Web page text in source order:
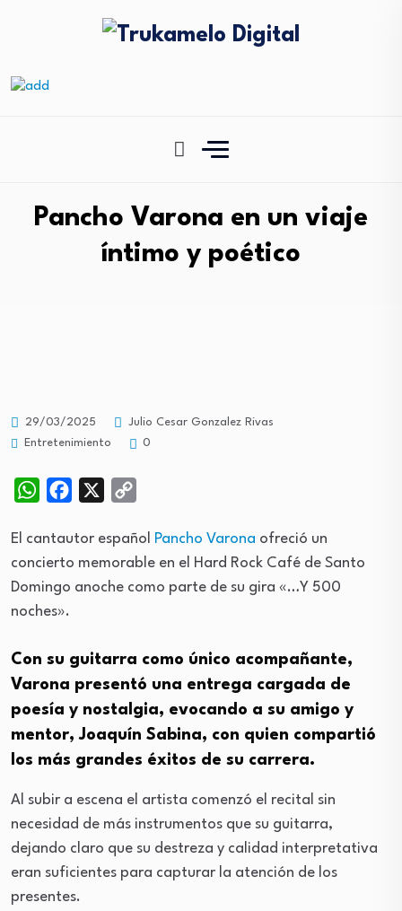
Pancho Varona en un viaje
íntimo y poético
29/03/2025
Julio Cesar Gonzalez Rivas
Entretenimiento
0
WhatsAppFacebook
El cantautor español Pancho Varona ofreció un
concierto memorable en el Hard Rock Café de Santo
Domingo anoche como parte de su gira «…Y 500
noches».
Con su guitarra como único acompañante,
Varona presentó una entrega cargada de
poesía y nostalgia, evocando a su amigo y
mentor, Joaquín Sabina, con quien compartió
los más grandes éxitos de su carrera.
Al subir a escena el artista comenzó el recital sin
necesidad de más instrumentos que su guitarra,
dejando claro que su destreza y calidad interpretativa
eran suficientes para capturar la atención de los
presentes.